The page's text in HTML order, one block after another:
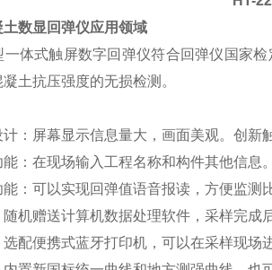
数显回弹仪应用领域
一体式触屏数字回弹仪符合回弹仪国家
土抗压强度的无损检测。
：屏幕显示信息量大，画面美观。创新
：在现场输入工程名称和构件其他信息。
：可以实现回弹值语音报读，方便监测
随机赠送计算机数据处理软件，采样完
配便携式蓝牙打印机，可以在采样现场